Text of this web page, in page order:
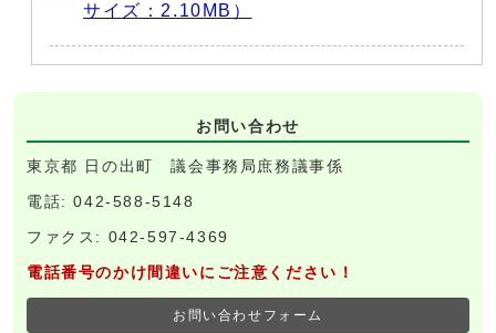
サイズ：2.10MB）
お問い合わせ
東京都 日の出町 議会事務局庶務議事係
電話: 042-588-5148
ファクス: 042-597-4369
電話番号のかけ間違いにご注意ください！
お問い合わせフォーム